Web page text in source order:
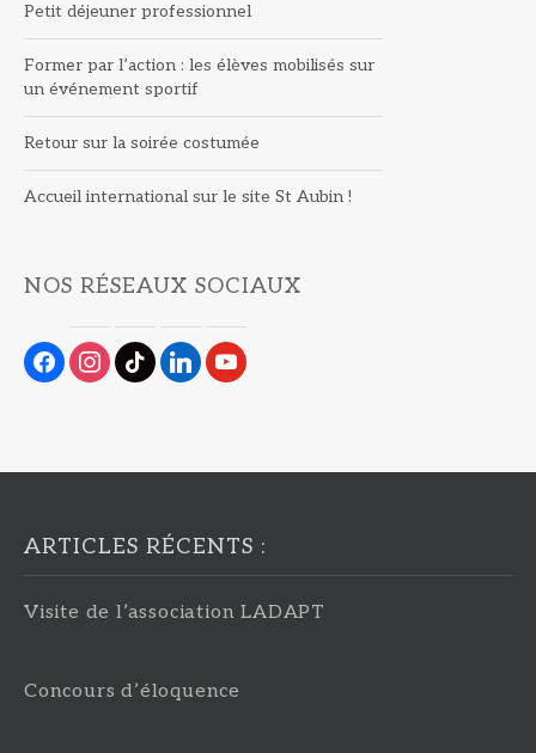
Petit déjeuner professionnel
Former par l’action : les élèves mobilisés sur
un événement sportif
Retour sur la soirée costumée
Accueil international sur le site St Aubin !
NOS RÉSEAUX SOCIAUX
facebookinstagram
tiktoklinkedinyoutube
ARTICLES RÉCENTS :
Visite de l’association LADAPT
Concours d’éloquence